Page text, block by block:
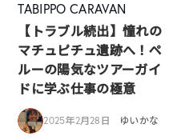
TABIPPO CARAVAN
【トラブル続出】憧れの
マチュピチュ遺跡へ！ペ
ルーの陽気なツアーガイ
ドに学ぶ仕事の極意
2025年2月28日 ゆいかな